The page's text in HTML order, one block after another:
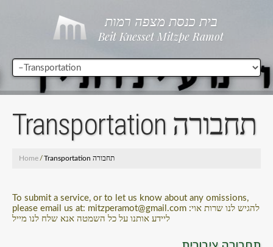
בית כנסת מצפה רמות
Beit Knesset Mitzpe Ramot
Transportation תחבורה
Home / Transportation תחבורה
To submit a service, or to let us know about any omissions,
please email us at: mitzperamot@gmail.com :להגיש לנו שרות אוי
ליידע אותנו על כל השמטה אנא שלח לנו מייל